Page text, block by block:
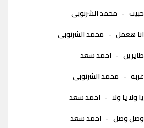
حبيت- محمد الشرنوبى
انا هعمل- محمد الشرنوبى
طايرين- احمد سعد
غربه- محمد الشرنوبى
يا ولا يا ولا- احمد سعد
وصل وصل- احمد سعد